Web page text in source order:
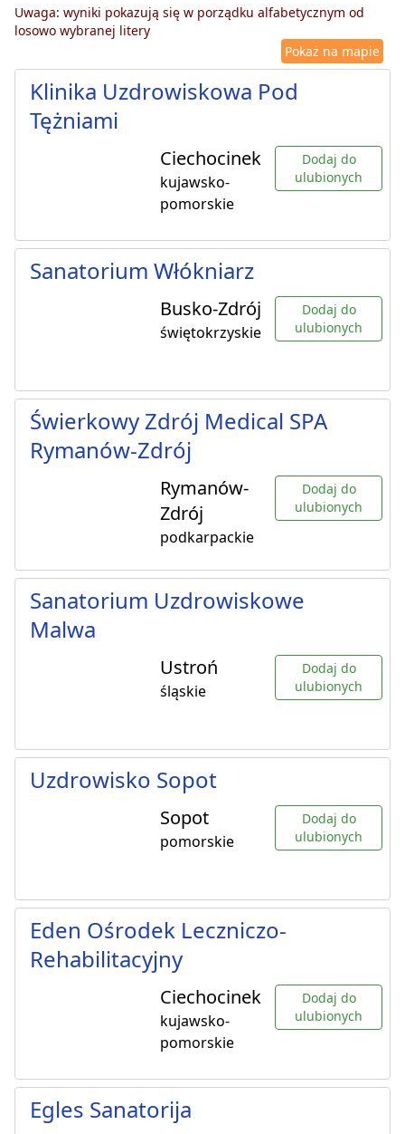
Uwaga: wyniki pokazują się w porządku alfabetycznym od
losowo wybranej litery
Pokaż na mapie
Klinika Uzdrowiskowa Pod
Tężniami
Ciechocinek
kujawsko-
pomorskie
Dodaj do
ulubionych
Sanatorium Włókniarz
Busko-Zdrój
świętokrzyskie
Dodaj do
ulubionych
Świerkowy Zdrój Medical SPA
Rymanów-Zdrój
Rymanów-
Zdrój
podkarpackie
Dodaj do
ulubionych
Sanatorium Uzdrowiskowe
Malwa
Ustroń
śląskie
Dodaj do
ulubionych
Uzdrowisko Sopot
Sopot
pomorskie
Dodaj do
ulubionych
Eden Ośrodek Leczniczo-
Rehabilitacyjny
Ciechocinek
kujawsko-
pomorskie
Dodaj do
ulubionych
Egles Sanatorija